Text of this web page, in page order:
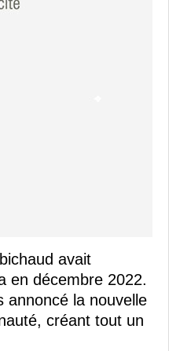
avait
en décembre 2022.
annoncé la nouvelle
créant tout un